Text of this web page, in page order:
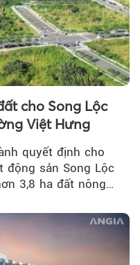
cho Song Lộc
Việt Hưng
quyết định cho
động sản Song Lộc
3,8 ha đất nông